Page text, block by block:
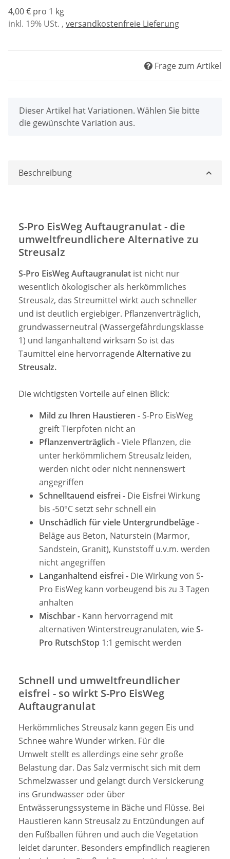
4,00 € pro 1 kg
inkl. 19% USt. , versandkostenfreie Lieferung
Frage zum Artikel
x
Dieser Artikel hat Variationen. Wählen Sie bitte
die gewünschte Variation aus.
Beschreibung
S-Pro EisWeg Auftaugranulat - die
umweltfreundlichere Alternative zu
Streusalz
S-Pro EisWeg Auftaugranulat ist nicht nur
wesentlich ökologischer als herkömmliches
Streusalz, das Streumittel wirkt auch schneller
und ist deutlich ergiebiger. Pflanzenverträglich,
grundwasserneutral (Wassergefährdungsklasse
1) und langanhaltend wirksam So ist das
Taumittel eine hervorragendeAlternative zu
Streusalz.
Die wichtigsten Vorteile auf einen Blick:
Mild zu Ihren Haustieren - S-Pro EisWeg
greift Tierpfoten nicht an
Pflanzenverträglich -Viele Pflanzen, die
unter herkömmlichem Streusalz leiden,
werden nicht oder nicht nennenswert
angegriffen
Schnelltauend eisfrei - Die Eisfrei Wirkung
bis -50°C setzt sehr schnell ein
Unschädlich für viele Untergrundbeläge -
Beläge aus Beton, Naturstein (Marmor,
Sandstein, Granit), Kunststoff u.v.m. werden
nicht angegriffen
Langanhaltend eisfrei - Die Wirkung von S-
Pro EisWeg kann vorbeugend bis zu 3 Tagen
anhalten
Mischbar - Kann hervorragend mit
alternativen Winterstreugranulaten, wieS-
Pro RutschStop 1:1 gemischt werden
Schnell und umweltfreundlicher
eisfrei - so wirkt S-Pro EisWeg
Auftaugranulat
Herkömmliches Streusalz kann gegen Eis und
Schnee wahre Wunder wirken. Für die
Umwelt stellt es allerdings eine sehr große
Belastung dar. Das Salz vermischt sich mit dem
Schmelzwasser und gelangt durch Versickerung
ins Grundwasser oder über
Entwässerungssysteme in Bäche und Flüsse. Bei
Haustieren kann Streusalz zu Entzündungen auf
den Fußballen führen und auch die Vegetation
leidet darunter. Besonders empfindlich reagieren